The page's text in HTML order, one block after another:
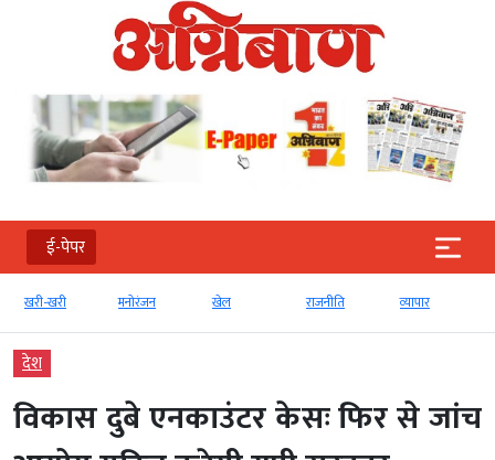
ई-पेपर
खरी-खरी मनोरंजन खेल राजनीति व्‍यापार
देश
विकास दुबे एनकाउंटर केसः फिर से जांच